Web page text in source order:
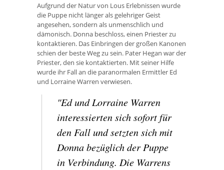
Aufgrund der Natur von Lous Erlebnissen wurde
die Puppe nicht länger als gelehriger Geist
angesehen, sondern als unmenschlich und
dämonisch. Donna beschloss, einen Priester zu
kontaktieren. Das Einbringen der großen Kanonen
schien der beste Weg zu sein. Pater Hegan war der
Priester, den sie kontaktierten. Mit seiner Hilfe
wurde ihr Fall an die paranormalen Ermittler Ed
und Lorraine Warren verwiesen.
"Ed und Lorraine Warren
interessierten sich sofort für
den Fall und setzten sich mit
Donna bezüglich der Puppe
in Verbindung. Die Warrens